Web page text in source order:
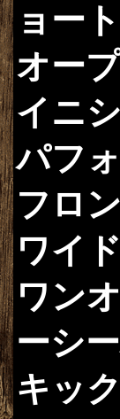
ョー
オー
イニ
パフ
フロ
ワイ
ワン
ーシ
キッ